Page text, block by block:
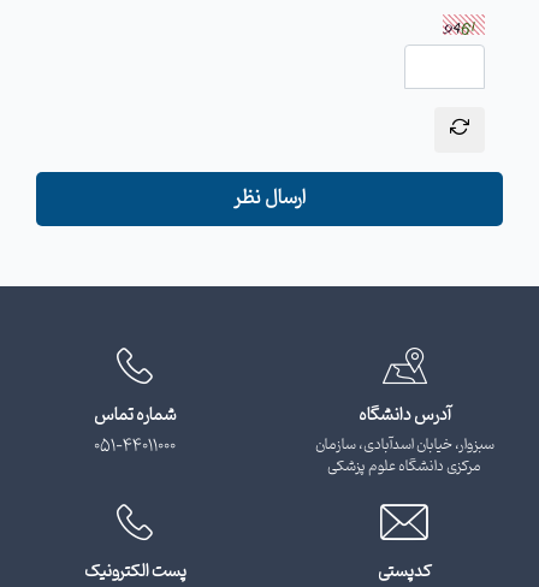
ارسال نظر
آدرس دانشگاه
سبزوار، خیابان اسدآبادی، سازمان
مرکزی دانشگاه علوم پزشکی
شماره تماس
051-44011000
کدپستی
پست الکترونیک